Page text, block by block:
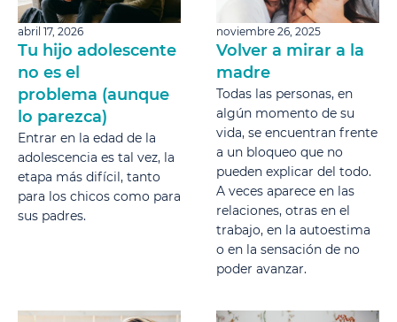
abril 17, 2026
Tu hijo adolescente
no es el
problema (aunque
lo parezca)
Entrar en la edad de la
adolescencia es tal vez, la
etapa más difícil, tanto
para los chicos como para
sus padres.
noviembre 26, 2025
Volver a mirar a la
madre
Todas las personas, en
algún momento de su
vida, se encuentran frente
a un bloqueo que no
pueden explicar del todo.
A veces aparece en las
relaciones, otras en el
trabajo, en la autoestima
o en la sensación de no
poder avanzar.